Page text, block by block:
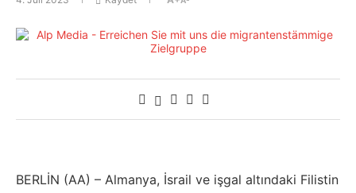
BERLİN (AA) – Almanya, İsrail ve işgal altındaki Filistin